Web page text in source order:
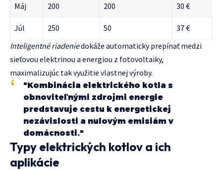
Máj 200 200 30 €
Júl 250 50
37 €
Inteligentné riadeniedokáže automaticky prepínať medzi
sieťovou elektrinou a energiou z fotovoltaiky,
maximalizujúc tak využitie vlastnej výroby.
"Kombinácia elektrického kotla s
obnoviteľnými zdrojmi energie
predstavuje cestu k energetickej
nezávislosti a nulovým emisiám v
domácnosti."
Typy elektrických kotlov a ich
aplikácie